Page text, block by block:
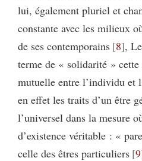
lui, également pluriel et
constante avec les milieux
de ses contemporains 8 ,
terme de « solidarité »
mutuelle entre l’individu et
en effet les traits d’un être
l’universel dans la mesure
d’existence véritable : «
celle des êtres particuliers 9